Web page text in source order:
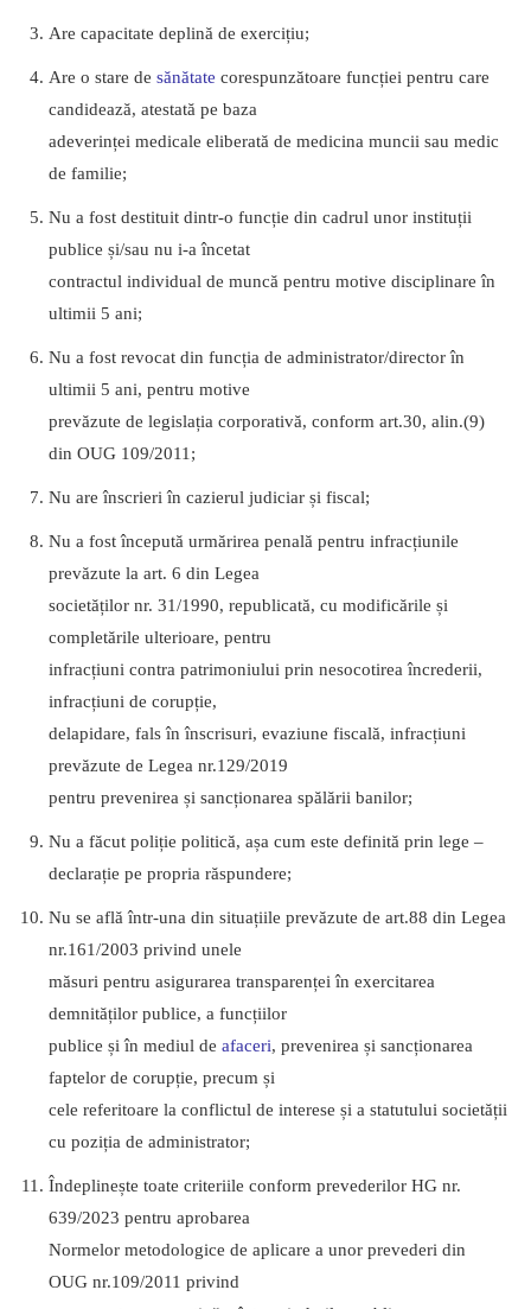
Are capacitate deplină de exercițiu;
Are o stare de sănătate corespunzătoare funcției pentru care
candidează, atestată pe baza
adeverinței medicale eliberată de medicina muncii sau medic
de familie;
Nu a fost destituit dintr-o funcție din cadrul unor instituții
publice și/sau nu i-a încetat
contractul individual de muncă pentru motive disciplinare în
ultimii 5 ani;
Nu a fost revocat din funcția de administrator/director în
ultimii 5 ani, pentru motive
prevăzute de legislația corporativă, conform art.30, alin.(9)
din OUG 109/2011;
Nu are înscrieri în cazierul judiciar și fiscal;
Nu a fost începută urmărirea penală pentru infracțiunile
prevăzute la art. 6 din Legea
societăților nr. 31/1990, republicată, cu modificările și
completările ulterioare, pentru
infracțiuni contra patrimoniului prin nesocotirea încrederii,
infracțiuni de corupție,
delapidare, fals în înscrisuri, evaziune fiscală, infracțiuni
prevăzute de Legea nr.129/2019
pentru prevenirea și sancționarea spălării banilor;
Nu a făcut poliție politică, așa cum este definită prin lege –
declarație pe propria răspundere;
Nu se află într-una din situațiile prevăzute de art.88 din Legea
nr.161/2003 privind unele
măsuri pentru asigurarea transparenței în exercitarea
demnităților publice, a funcțiilor
publice și în mediul de afaceri, prevenirea și sancționarea
faptelor de corupție, precum și
cele referitoare la conflictul de interese și a statutului societății
cu poziția de administrator;
Îndeplinește toate criteriile conform prevederilor HG nr.
639/2023 pentru aprobarea
Normelor metodologice de aplicare a unor prevederi din
OUG nr.109/2011 privind